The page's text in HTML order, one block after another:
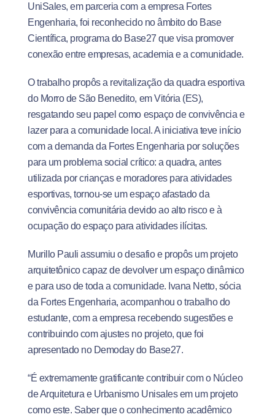
UniSales, em parceria com a empresa Fortes
Engenharia, foi reconhecido no âmbito do Base
Científica, programa do Base27 que visa promover
conexão entre empresas, academia e a comunidade.
O trabalho propôs a revitalização da quadra esportiva
do Morro de São Benedito, em Vitória (ES),
resgatando seu papel como espaço de convivência e
lazer para a comunidade local. A iniciativa teve início
com a demanda da Fortes Engenharia por soluções
para um problema social crítico: a quadra, antes
utilizada por crianças e moradores para atividades
esportivas, tornou-se um espaço afastado da
convivência comunitária devido ao alto risco e à
ocupação do espaço para atividades ilícitas.
Murillo Pauli assumiu o desafio e propôs um projeto
arquitetônico capaz de devolver um espaço dinâmico
e para uso de toda a comunidade. Ivana Netto, sócia
da Fortes Engenharia, acompanhou o trabalho do
estudante, com a empresa recebendo sugestões e
contribuindo com ajustes no projeto, que foi
apresentado no Demoday do Base27.
“É extremamente gratificante contribuir com o Núcleo
de Arquitetura e Urbanismo Unisales em um projeto
como este. Saber que o conhecimento acadêmico